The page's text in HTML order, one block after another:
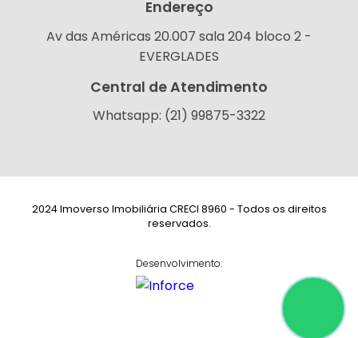
Endereço
Av das Américas 20.007 sala 204 bloco 2 -
EVERGLADES
Central de Atendimento
Whatsapp: (21) 99875-3322
2024 Imoverso Imobiliária CRECI 8960 - Todos os direitos
reservados.
Desenvolvimento: